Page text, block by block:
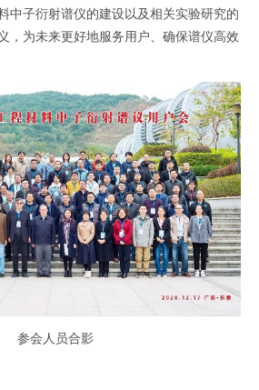
中子衍射谱仪的建设以及相关实验研究的
，为未来更好地服务用户、确保谱仪高效
参会人员合影